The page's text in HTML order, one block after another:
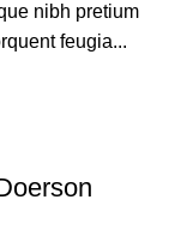
nibh pretium
feugia...